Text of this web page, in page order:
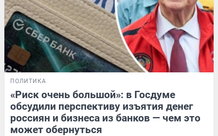
ПОЛИТИКА
«Риск очень большой»: в Госдуме
обсудили перспективу изъятия денег
россиян и бизнеса из банков — чем это
может обернуться